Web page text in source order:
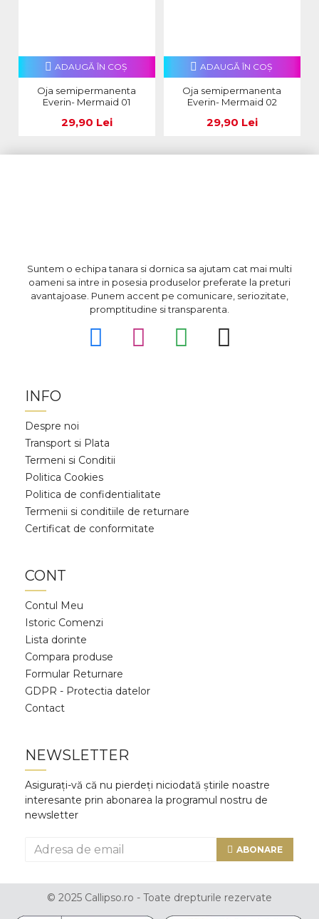
Oja semipermanenta
Everin- Mermaid 01
29,90 Lei
ADAUGĂ ÎN COŞ
Oja semipermanenta
Everin- Mermaid 02
29,90 Lei
ADAUGĂ ÎN COŞ
Suntem o echipa tanara si dornica sa ajutam cat mai multi
oameni sa intre in posesia produselor preferate la preturi
avantajoase. Punem accent pe comunicare, seriozitate,
promptitudine si transparenta.
INFO
Despre noi
Transport si Plata
Termeni si Conditii
Politica Cookies
Politica de confidentialitate
Termenii si conditiile de returnare
Certificat de conformitate
CONT
Contul Meu
Istoric Comenzi
Lista dorinte
Compara produse
Formular Returnare
GDPR - Protectia datelor
Contact
NEWSLETTER
Asigurați-vă că nu pierdeți niciodată știrile noastre
interesante prin abonarea la programul nostru de
newsletter
ABONARE
© 2025 Callipso.ro - Toate drepturile rezervate